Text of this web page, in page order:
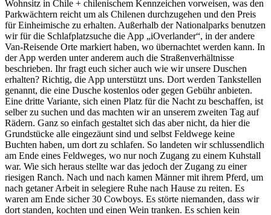
Wohnsitz in Chile + chilenischem Kennzeichen vorweisen, was den
Parkwächtern reicht um als Chilenen durchzugehen und den Preis
für Einheimische zu erhalten. Außerhalb der Nationalparks benutzen
wir für die Schlafplatzsuche die App „iOverlander“, in der andere
Van-Reisende Orte markiert haben, wo übernachtet werden kann. In
der App werden unter anderem auch die Straßenverhältnisse
beschrieben. Ihr fragt euch sicher auch wie wir unsere Duschen
erhalten? Richtig, die App unterstützt uns. Dort werden Tankstellen
genannt, die eine Dusche kostenlos oder gegen Gebühr anbieten.
Eine dritte Variante, sich einen Platz für die Nacht zu beschaffen, ist
selber zu suchen und das machten wir an unserem zweiten Tag auf
Rädern. Ganz so einfach gestaltet sich das aber nicht, da hier die
Grundstücke alle eingezäunt sind und selbst Feldwege keine
Buchten haben, um dort zu schlafen. So landeten wir schlussendlich
am Ende eines Feldweges, wo nur noch Zugang zu einem Kuhstall
war. Wie sich heraus stellte war das jedoch der Zugang zu einer
riesigen Ranch. Nach und nach kamen Männer mit ihrem Pferd, um
nach getaner Arbeit in selegiere Ruhe nach Hause zu reiten. Es
waren am Ende sicher 30 Cowboys. Es störte niemanden, dass wir
dort standen, kochten und einen Wein tranken. Es schien kein